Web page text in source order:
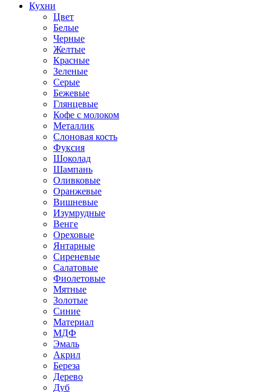
Кухни
Цвет
Белые
Черные
Желтые
Красные
Зеленые
Серые
Бежевые
Глянцевые
Кофе с молоком
Металлик
Слоновая кость
Фуксия
Шоколад
Шампань
Оливковые
Оранжевые
Вишневые
Изумрудные
Венге
Ореховые
Янтарные
Сиреневые
Салатовые
Фиолетовые
Мятные
Золотые
Синие
Материал
МДФ
Эмаль
Акрил
Береза
Дерево
Дуб